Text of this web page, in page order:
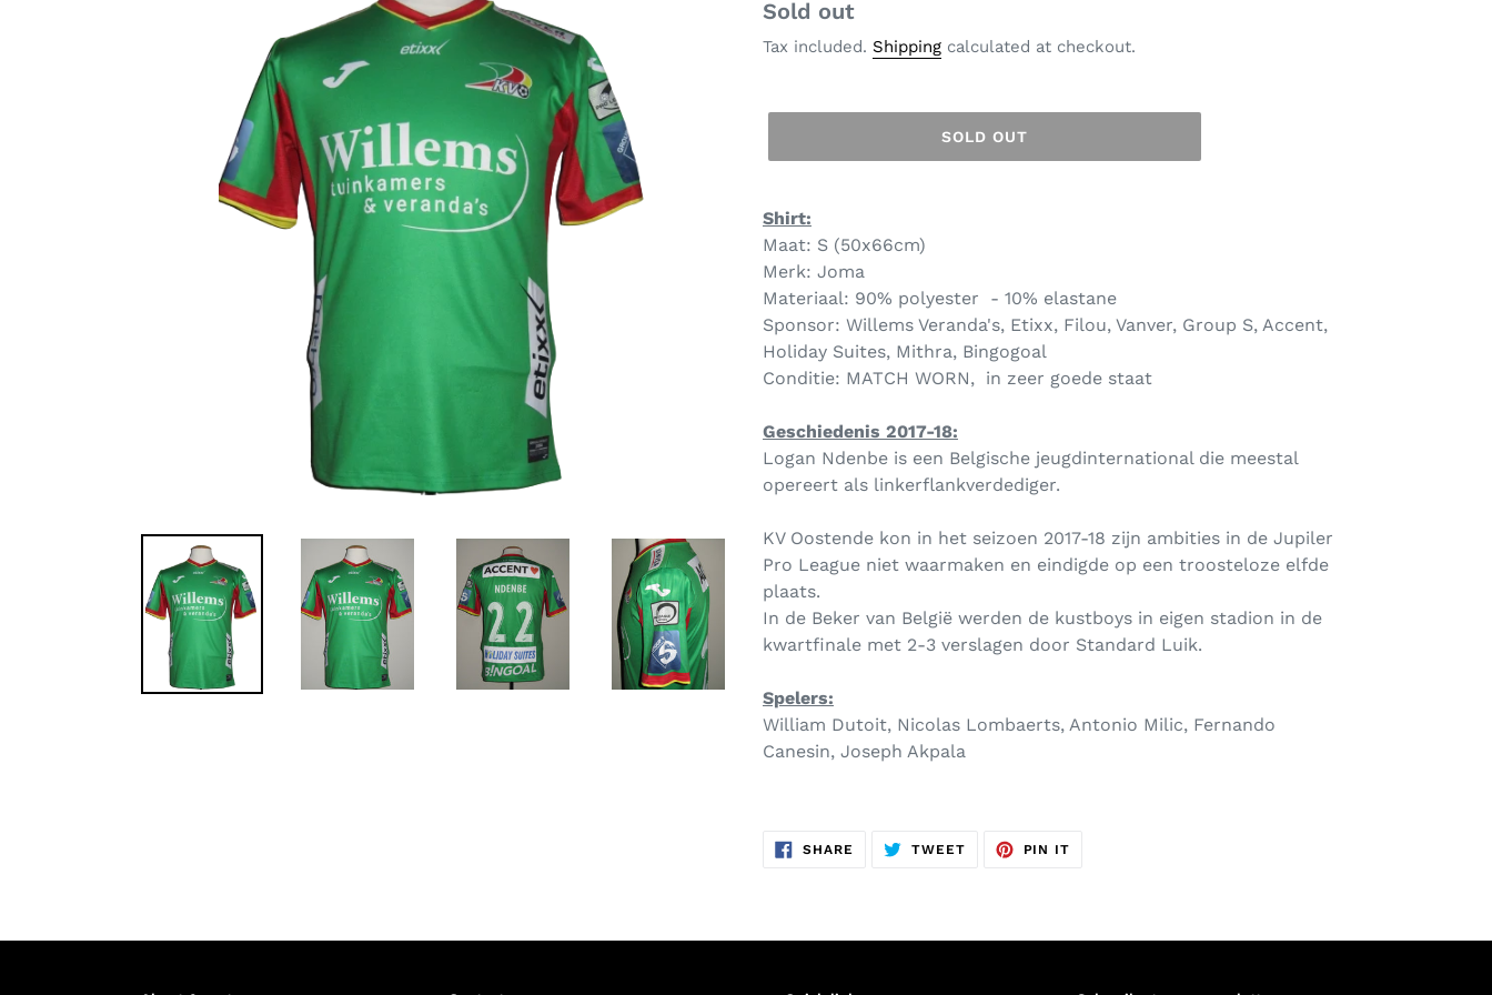
Regular
price
Sold out
Tax included. Shipping calculated at checkout.
SOLD OUT
Shirt:
Maat: S (50x66cm)
Merk: Joma
Materiaal: 90% polyester - 10% elastane
Sponsor: Willems Veranda's, Etixx, Filou, Vanver, Group S, Accent,
Holiday Suites, Mithra, Bingogoal
Conditie: MATCH WORN, in zeer goede staat
Geschiedenis 2017-18:
Logan Ndenbe is een Belgische jeugdinternational die meestal
opereert als linkerflankverdediger.
KV Oostende kon in het seizoen 2017-18 zijn ambities in de Jupiler
Pro League niet waarmaken en eindigde op een troosteloze elfde
plaats.
In de Beker van België werden de kustboys in eigen stadion in de
kwartfinale met 2-3 verslagen door Standard Luik.
Spelers:
William Dutoit, Nicolas Lombaerts, Antonio Milic, Fernando
Canesin, Joseph Akpala
SHARE SHARE
TWEETTWEET
PIN IT